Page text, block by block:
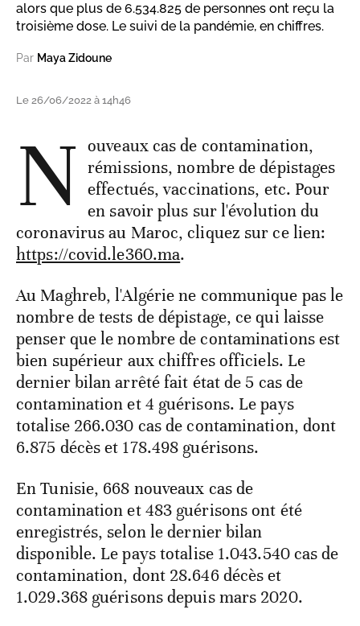
alors que plus de 6.534.825 de personnes ont reçu la
troisième dose. Le suivi de la pandémie, en chiffres.
Par Maya Zidoune
Le 26/06/2022 à 14h46
N ouveaux cas de contamination,
rémissions, nombre de dépistages
effectués, vaccinations, etc. Pour
en savoir plus sur l'évolution du
coronavirus au Maroc, cliquez sur ce lien:
https://covid.le360.ma.
Au Maghreb, l'Algérie ne communique pas le
nombre de tests de dépistage, ce qui laisse
penser que le nombre de contaminations est
bien supérieur aux chiffres officiels. Le
dernier bilan arrêté fait état de 5 cas de
contamination et 4 guérisons. Le pays
totalise 266.030 cas de contamination, dont
6.875 décès et 178.498 guérisons.
En Tunisie, 668 nouveaux cas de
contamination et 483 guérisons ont été
enregistrés, selon le dernier bilan
disponible. Le pays totalise 1.043.540 cas de
contamination, dont 28.646 décès et
1.029.368 guérisons depuis mars 2020.